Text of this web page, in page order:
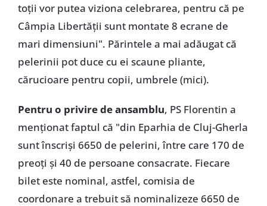
toții vor putea viziona celebrarea, pentru că pe
Câmpia Libertății sunt montate 8 ecrane de
mari dimensiuni". Părintele a mai adăugat că
pelerinii pot duce cu ei scaune pliante,
cărucioare pentru copii, umbrele (mici).
Pentru o privire de ansamblu, PS Florentin a
menționat faptul că "din Eparhia de Cluj-Gherla
sunt înscriși 6650 de pelerini, între care 170 de
preoți și 40 de persoane consacrate. Fiecare
bilet este nominal, astfel, comisia de
coordonare a trebuit să nominalizeze 6650 de